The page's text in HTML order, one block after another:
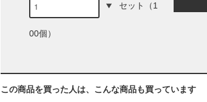
セット（1
00個）
この商品を買った人は、こんな商品も買っています